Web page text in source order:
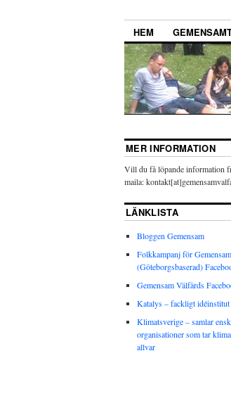
HEM
MER INFORMATION
Vill du få löpande information
maila:
LÄNKLISTA
Bloggen Gemensam
Folkkampanj för
(Göteborgsbaserad)
Gemensam Välfärds
Katalys – fackligt idéinstitut
Klimatsverige – samlar
organisationer som tar
allvar